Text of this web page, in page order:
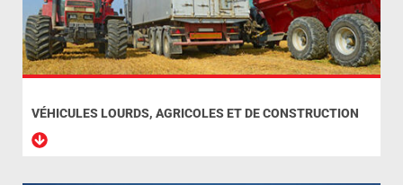
VÉHICULES LOURDS, AGRICOLES ET DE CONSTRUCTION